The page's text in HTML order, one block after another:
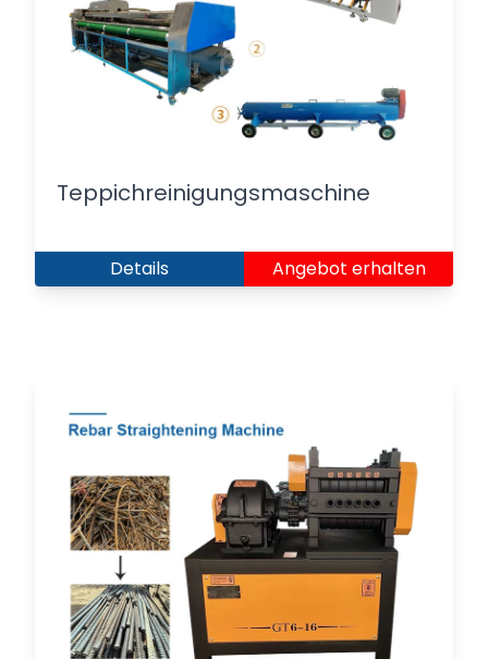
Teppichreinigungsmaschine
Details Angebot erhalten